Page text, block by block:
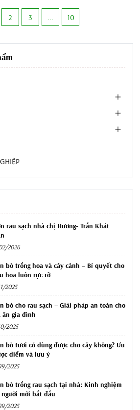
2 3 10
rau sạch nhà chị Hương- Trần Khát
2026
bò trồng hoa và cây cảnh – Bí quyết cho
hoa luôn rực rỡ
2025
bò cho rau sạch – Giải pháp an toàn cho
ăn gia đình
2025
bò tươi có dùng được cho cây không? Ưu
điểm và lưu ý
2025
bò trồng rau sạch tại nhà: Kinh nghiệm
người mới bắt đầu
2025